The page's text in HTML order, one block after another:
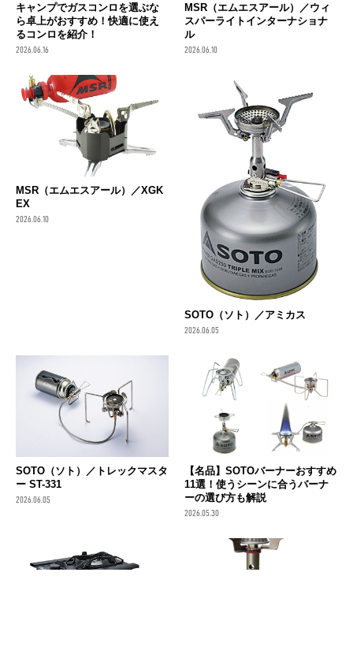
キャンプでガスコンロを選ぶな
ら卓上がおすすめ！快適に使え
るコンロを紹介！
2026.06.16
MSR（エムエスアール）／ウィ
スパーライトインターナショナ
ル
2026.06.10
MSR（エムエスアール）／XGK
EX
2026.06.10
SOTO（ソト）／アミカス
2026.06.05
SOTO（ソト）／トレックマスタ
ー ST-331
2026.06.05
【名品】SOTOバーナーおすすめ
11選！使うシーンに合うバーナ
ーの選び方も解説
2026.05.30